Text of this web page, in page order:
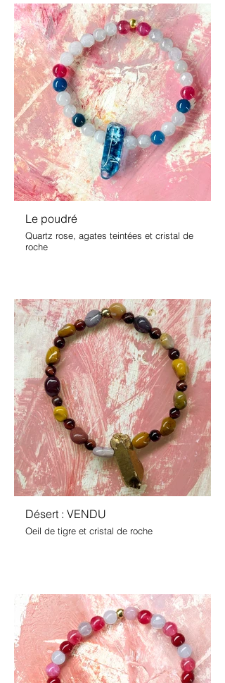
Le poudré
Quartz rose, agates teintées et cristal de
roche
Désert : VENDU
Oeil de tigre et cristal de roche